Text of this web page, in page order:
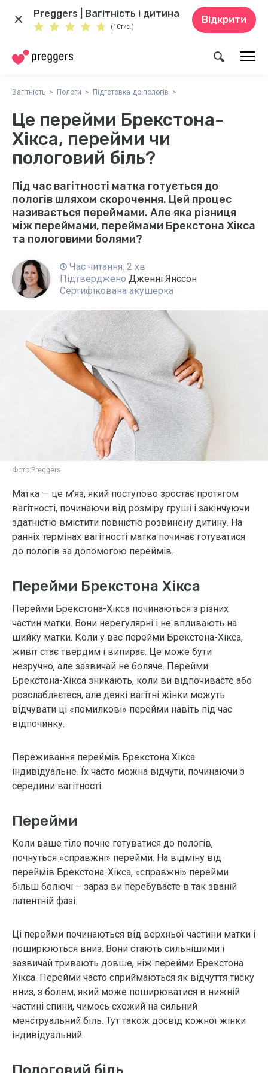
Preggers | Вагітність і дитина
(10тис.)
Відкрити
Вагітність Пологи Підготовка до пологів
Це перейми Брекстона-
Хікса, перейми чи
пологовий біль?
Під час вагітності матка готується до
пологів шляхом скорочення. Цей процес
називається переймами. Але яка різниця
між переймами, переймами Брекстона Хікса
та пологовими болями?
Час читання: 2 хв
Підтверджено Дженні Янссон
Сертифікована акушерка
Фото: Preggers
Матка — це м’яз, який поступово зростає протягом
вагітності, починаючи від розміру груші і закінчуючи
здатністю вмістити повністю розвинену дитину. На
ранніх термінах вагітності матка починає готуватися
до пологів за допомогою переймів.
Перейми Брекстона Хікса
Перейми Брекстона-Хікса починаються з різних
частин матки. Вони нерегулярні і не впливають на
шийку матки. Коли у вас перейми Брекстона-Хікса,
живіт стає твердим і випирає. Це може бути
незручно, але зазвичай не боляче. Перейми
Брекстона-Хікса зникають, коли ви відпочиваєте або
розслабляєтеся, але деякі вагітні жінки можуть
відчувати ці «помилкові» перейми навіть під час
відпочинку.
Переживання переймів Брекстона Хікса
індивідуальне. Їх часто можна відчути, починаючи з
середини вагітності.
Перейми
Коли ваше тіло почне готуватися до пологів,
почнуться «справжні» перейми. На відміну від
переймів Брекстона-Хікса, «справжні» перейми
більш болючі – зараз ви перебуваєте в так званій
латентній фазі.
Ці перейми починаються від верхньої частини матки і
поширюються вниз. Вони стають сильнішими і
зазвичай тривають довше, ніж перейми Брекстона
Хікса. Перейми часто сприймаються як відчуття тиску
вниз, з болем, який може поширюватися в нижній
частині спини, чимось схожий на сильний
менструальний біль. Тут також досвід кожної жінки
індивідуальний.